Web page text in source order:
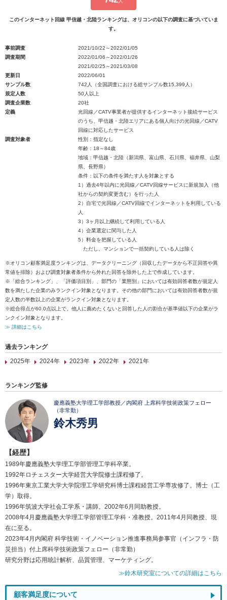
このインターネット回線 甲信越・北陸ランキングは、オリコンの以下の調査に基づいていま
す。
事前調査
2021/10/22～2022/01/05
調査期間
2022/01/06～2022/01/26
2021/02/25～2021/03/08
更新日
2022/06/01
サンプル数
742人（全国調査における総サンプル数15,399人）
規定人数
50人以上
調査企業数
20社
定義
光回線／CATV事業者が提供するインターネット接続サービス
のうち、甲信越・北陸エリアにある個人向けの光回線／CATV
回線に対応したサービス
調査対象者
性別：指定なし
年齢：18～84歳
地域：甲信越・北陸（新潟県、富山県、石川県、福井県、山梨
県、長野県）
条件：以下の条件を満たす人を対象とする
1）過去4年以内に光回線／CATV回線サービスに新規加入（他
社からの契約変更含む）を行った人
2）自宅で光回線／CATV回線でインターネットを利用している
人
3）3ヶ月以上継続して利用している人
4）企業選定に関与した人
5）料金を把握している人
ただし、マンションで一括契約している人は除く
※オリコン顧客満足度ランキングは、データクリーニング（回収したデータから不正回答や異
常値を排除）および調査対象者条件から外れた回答を除外した上で作成しています。
※「総合ランキング」、「評価項目別」、部門の「業態別」においては有効回答者数が規定人
数を満たした企業のみランクイン対象となります。その他の部門においては有効回答者数が規
定人数の半数以上の企業がランクイン対象となります。
※総合得点が60.0点以上で、他人に薦めたくないと回答した人の割合が基準値以下の企業がラ
ンクイン対象となります。
≫ 詳細はこちら
過去ランキング
2025年
2024年 2023年 2022年 2021年
ランキング監修
慶應義塾大学理工学部教授／内閣府 上席科学技術政策フェロー
（非常勤）
鈴木秀男
【経歴】
1989年慶應義塾大学理工学部管理工学科卒業。
1992年ロチェスター大学経営大学院修士課程修了。
1996年東京工業大学大学院理工学研究科博士課程経営工学専攻修了。博士（工
学）取得。
1996年筑波大学社会工学系・講師。2002年6月同助教授。
2008年4月慶應義塾大学理工学部管理工学科・准教授。2011年4月同教授、現
在に至る。
2023年4月内閣府 科学技術・イノベーション推進事務局参事官（インフラ・防
災担当）付上席科学技術政策フェロー（非常勤）
研究分野は応用統計解析、品質管理、マーケティング。
≫鈴木研究室についての詳細はこちら
顧客満足度について